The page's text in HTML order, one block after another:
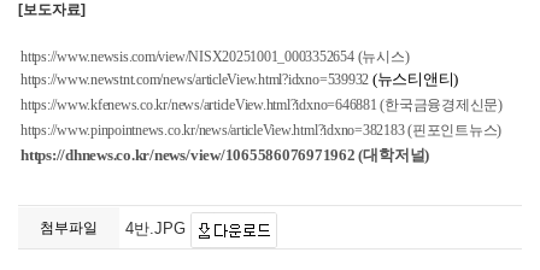
[보도자료]
https://www.newsis.com/view/NISX20251001_0003352654(뉴시스)
https://www.newstnt.com/news/articleView.html?idxno=539932 (뉴스티앤티)
https://www.kfenews.co.kr/news/articleView.html?idxno=646881 (한국금융경제신문)
https://www.pinpointnews.co.kr/news/articleView.html?idxno=382183(핀포인트뉴스)
https://dhnews.co.kr/news/view/1065586076971962 (대학저널)
첨부파일 4반.JPG